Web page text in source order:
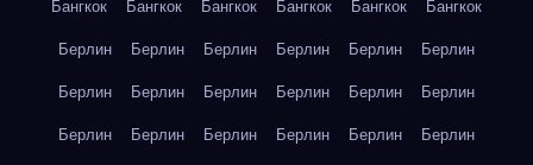
Бангкок Бангкок Бангкок Бангкок Бангкок
Бангкок
Берлин
Берлин Берлин Берлин Берлин
Берлин
Берлин
Берлин Берлин Берлин Берлин
Берлин
Берлин
Берлин Берлин Берлин Берлин
Берлин